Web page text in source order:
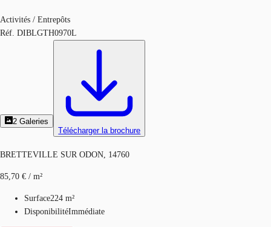
Activités / Entrepôts
Réf. DIBLGTH0970L
2 Galeries
Télécharger la brochure
BRETTEVILLE SUR ODON, 14760
85,70 € / m²
Surface224 m²
DisponibilitéImmédiate